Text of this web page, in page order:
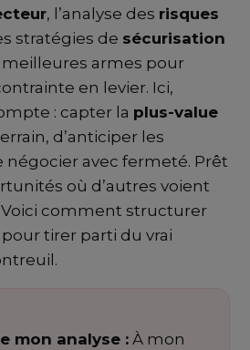
, l’analyse des risques
stratégies de sécurisation
armes pour
en levier. Ici,
: capter la plus-value
d’anticiper les
avec fermeté. Prêt
où d’autres voient
Voici comment structurer
tirer parti du vrai
mon analyse : À mon